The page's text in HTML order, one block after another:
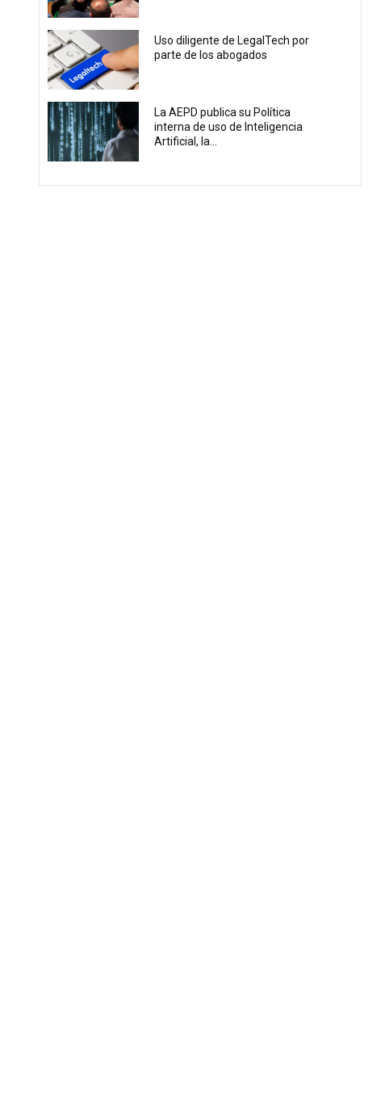
Uso diligente de LegalTech por
parte de los abogados
La AEPD publica su Política
interna de uso de Inteligencia
Artificial, la...